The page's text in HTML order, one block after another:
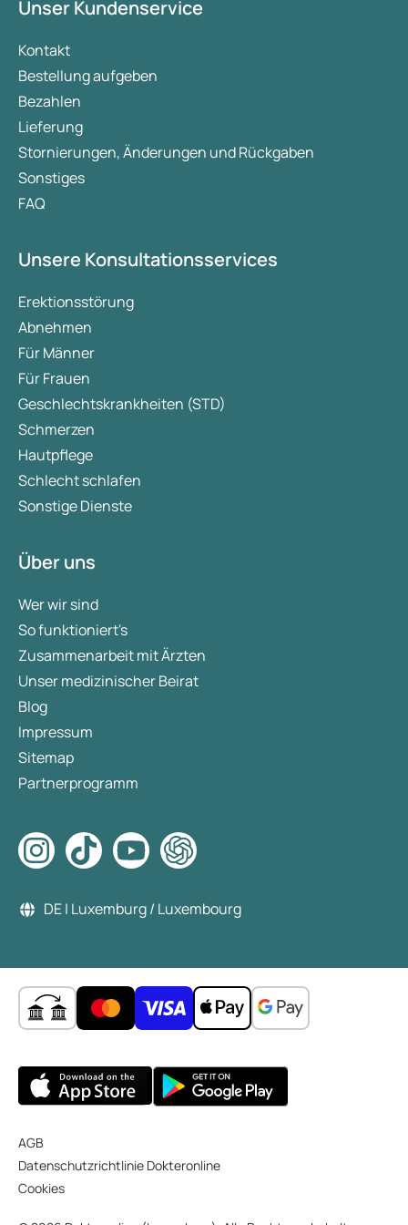
Unser Kundenservice
Kontakt
Bestellung aufgeben
Bezahlen
Lieferung
Stornierungen, Änderungen und Rückgaben
Sonstiges
FAQ
Unsere Konsultationsservices
Erektionsstörung
Abnehmen
Für Männer
Für Frauen
Geschlechtskrankheiten (STD)
Schmerzen
Hautpflege
Schlecht schlafen
Sonstige Dienste
Über uns
Wer wir sind
So funktioniert's
Zusammenarbeit mit Ärzten
Unser medizinischer Beirat
Blog
Impressum
Sitemap
Partnerprogramm
DE | Luxemburg / Luxembourg
AGB
Datenschutzrichtlinie Dokteronline
Cookies